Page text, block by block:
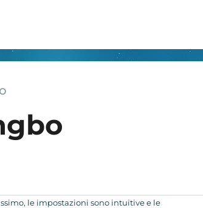
le impostazioni sono intuitive e le